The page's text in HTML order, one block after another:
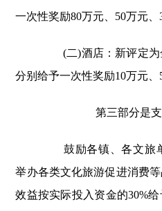
一次性奖励80万元、50万元、
(二)酒店：新评定为
分别给予一次性奖励10万元、
第三部分是
鼓励各镇、各文旅
举办各类文化旅游促进消费
效益按实际投入资金的30%